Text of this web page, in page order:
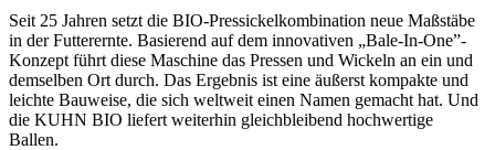
Seit 25 Jahren setzt die BIO-Pressickelkombination neue Maßstäbe
in der Futterernte. Basierend auf dem innovativen „Bale-In-One”-
Konzept führt diese Maschine das Pressen und Wickeln an ein und
demselben Ort durch. Das Ergebnis ist eine äußerst kompakte und
leichte Bauweise, die sich weltweit einen Namen gemacht hat. Und
die KUHN BIO liefert weiterhin gleichbleibend hochwertige
Ballen.